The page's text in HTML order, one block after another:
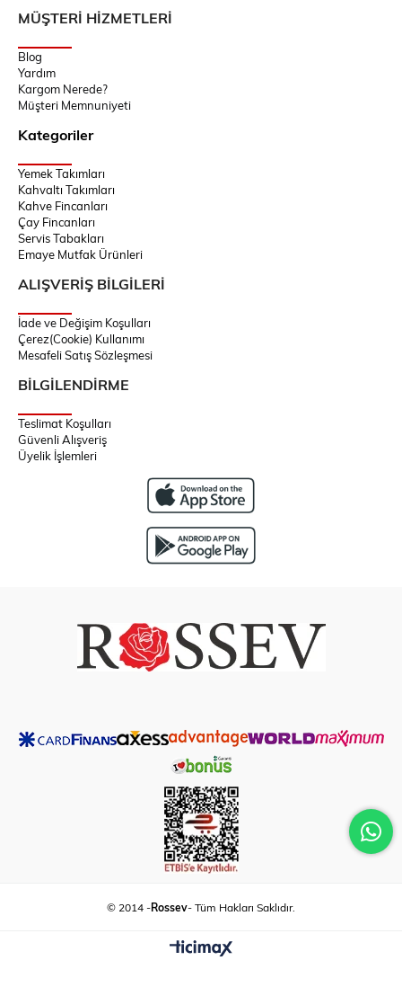
MÜŞTERİ HİZMETLERİ
Blog
Yardım
Kargom Nerede?
Müşteri Memnuniyeti
Kategoriler
Yemek Takımları
Kahvaltı Takımları
Kahve Fincanları
Çay Fincanları
Servis Tabakları
Emaye Mutfak Ürünleri
ALIŞVERİŞ BİLGİLERİ
İade ve Değişim Koşulları
Çerez(Cookie) Kullanımı
Mesafeli Satış Sözleşmesi
BİLGİLENDİRME
Teslimat Koşulları
Güvenli Alışveriş
Üyelik İşlemleri
© 2014 -Rossev- Tüm Hakları Saklıdır.